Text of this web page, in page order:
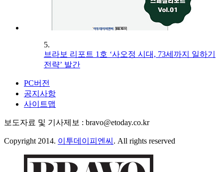
5.
브라보 리포트 1호 ‘사오정 시대, 73세까지 일하기
전략’ 발간
PC버전
공지사항
사이트맵
보도자료 및 기사제보 : bravo@etoday.co.kr
Copyright 2014. 이투데이피엔씨 . All rights reserved